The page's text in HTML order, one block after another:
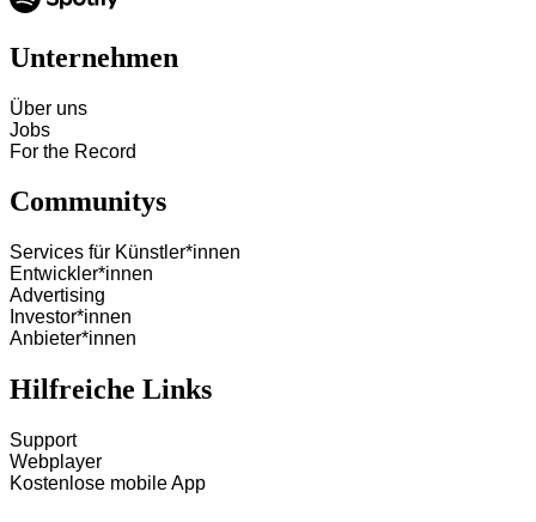
Unternehmen
Über uns
Jobs
For the Record
Communitys
Services für Künstler*innen
Entwickler*innen
Advertising
Investor*innen
Anbieter*innen
Hilfreiche Links
Support
Webplayer
Kostenlose mobile App